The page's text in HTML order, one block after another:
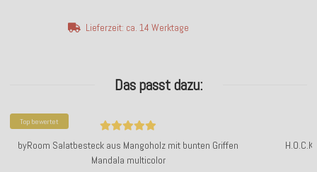
Lieferzeit: ca. 14 Werktage
Das passt dazu:
Top bewertet
byRoom Salatbesteck aus Mangoholz mit bunten Griffen
Mandala multicolor